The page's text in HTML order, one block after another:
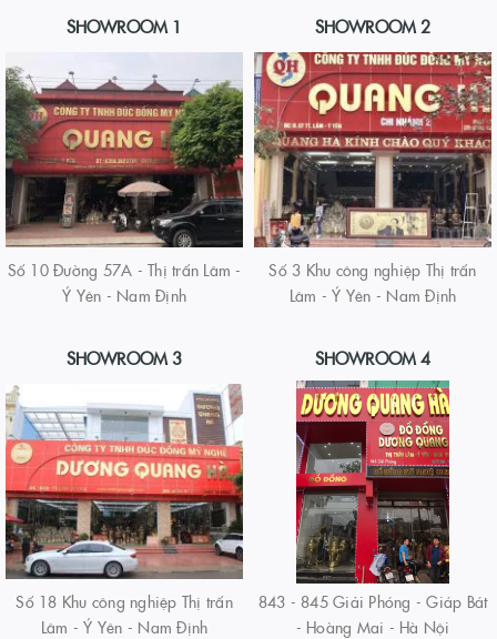
SHOWROOM 1
Số 10 Đường 57A - Thị trấn Lâm -
Ý Yên - Nam Định
SHOWROOM 2
Số 3 Khu công nghiệp Thị trấn
Lâm - Ý Yên - Nam Định
SHOWROOM 3
Số 18 Khu công nghiệp Thị trấn
Lâm - Ý Yên - Nam Định
SHOWROOM 4
843 - 845 Giải Phóng - Giáp Bát
- Hoàng Mai - Hà Nội